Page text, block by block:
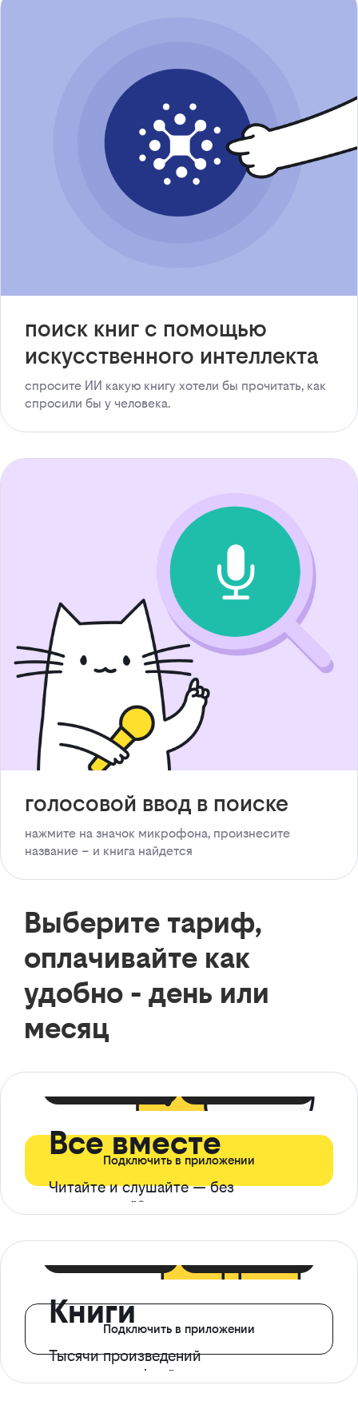
поиск книг с помощью
искусственного интеллекта
спросите ИИ какую книгу хотели бы прочитать, как
спросили бы у человека.
голосовой ввод в поиске
нажмите на значок микрофона, произнесите
название – и книга найдется
Выберите тариф,
оплачивайте как
удобно - день или
месяц
Все вместе
Читайте и слушайте — без
ограничений*
Подключить в приложении
Книги
Тысячи произведений
с доступом офлайн
Подключить в приложении